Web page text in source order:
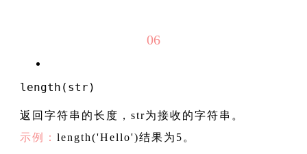
06
length(str)
返回字符串的长度，str为接收的字符串。
示例： length('Hello')结果为5。